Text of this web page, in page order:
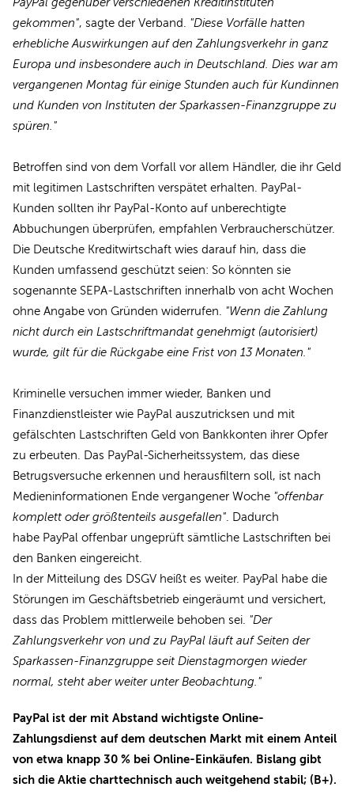
gekommen", sagte der Verband. "Diese Vorfälle hatten
erhebliche Auswirkungen auf den Zahlungsverkehr in ganz
Europa und insbesondere auch in Deutschland. Dies war am
vergangenen Montag für einige Stunden auch für Kundinnen
und Kunden von Instituten der Sparkassen-Finanzgruppe zu
spüren."
Betroffen sind von dem Vorfall vor allem Händler, die ihr Geld
mit legitimen Lastschriften verspätet erhalten. PayPal-
Kunden sollten ihr PayPal-Konto auf unberechtigte
Abbuchungen überprüfen, empfahlen Verbraucherschützer.
Die Deutsche Kreditwirtschaft wies darauf hin, dass die
Kunden umfassend geschützt seien: So könnten sie
sogenannte SEPA-Lastschriften innerhalb von acht Wochen
ohne Angabe von Gründen widerrufen. "Wenn die Zahlung
nicht durch ein Lastschriftmandat genehmigt (autorisiert)
wurde, gilt für die Rückgabe eine Frist von 13 Monaten."
Kriminelle versuchen immer wieder, Banken und
Finanzdienstleister wie PayPal auszutricksen und mit
gefälschten Lastschriften Geld von Bankkonten ihrer Opfer
zu erbeuten. Das PayPal-Sicherheitssystem, das diese
Betrugsversuche erkennen und herausfiltern soll, ist nach
Medieninformationen Ende vergangener Woche "offenbar
komplett oder größtenteils ausgefallen" . Dadurch
habe PayPal offenbar ungeprüft sämtliche Lastschriften bei
den Banken eingereicht.
In der Mitteilung des DSGV heißt es weiter. PayPal habe die
Störungen im Geschäftsbetrieb eingeräumt und versichert,
dass das Problem mittlerweile behoben sei. "Der
Zahlungsverkehr von und zu PayPal läuft auf Seiten der
Sparkassen-Finanzgruppe seit Dienstagmorgen wieder
normal, steht aber weiter unter Beobachtung."
PayPal ist der mit Abstand wichtigste Online-
Zahlungsdienst auf dem deutschen Markt mit einem Anteil
von etwa knapp 30 % bei Online-Einkäufen. Bislang gibt
sich die Aktie charttechnisch auch weitgehend stabil; (B+).